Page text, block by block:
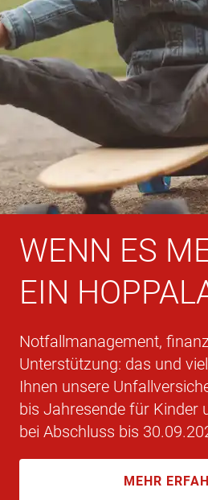
WENN ES
EIN
Notfallmanagement,
Unterstützung: das und
Ihnen unsere
bis Jahresende für Kinder
bei Abschluss bis
MEHR